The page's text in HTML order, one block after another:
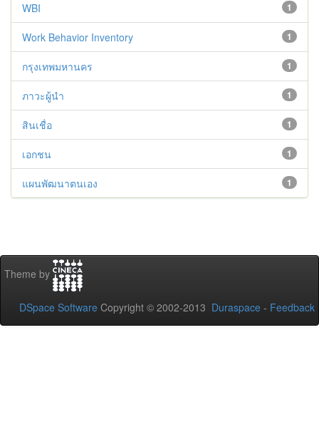
1
WBI
1
Work Behavior Inventory
1
กรุงเทพมหานคร
1
ภาวะผู้นำ
1
สินเชื่อ
1
เอกชน
1
แผนพัฒนาตนเอง
Theme by
DSpace Software Copyright © 2002-2013 Duraspace - Feedback